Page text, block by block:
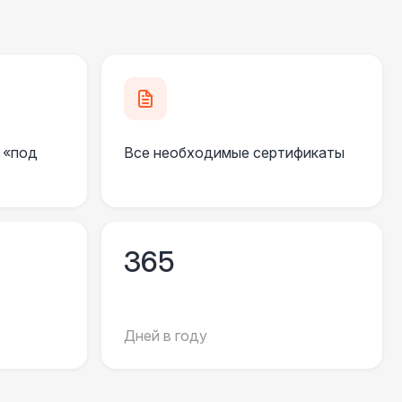
«под
Все необходимые сертификаты
365
Дней в году